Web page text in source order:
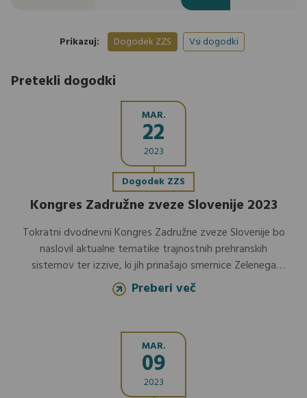
Prikazuj: Dogodek ZZS Vsi dogodki
Pretekli dogodki
MAR.
22
2023
Dogodek ZZS
Kongres Zadružne zveze Slovenije 2023
Tokratni dvodnevni Kongres Zadružne zveze Slovenije bo
naslovil aktualne tematike trajnostnih prehranskih
sistemov ter izzive, ki jih prinašajo smernice Zelenega
dogovora ter geopolitične spremembe tako kmetijstvu
kot širšemu gospodarskemu okolju v Sloveniji.
Preberi več
MAR.
09
2023